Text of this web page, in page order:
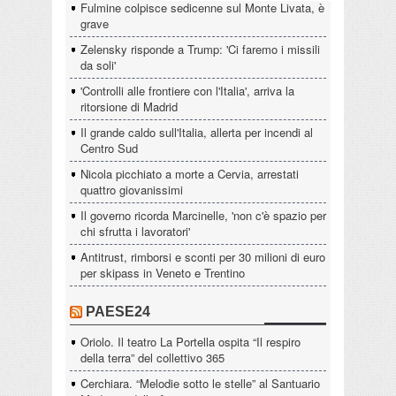
Fulmine colpisce sedicenne sul Monte Livata, è
grave
Zelensky risponde a Trump: 'Ci faremo i missili
da soli'
'Controlli alle frontiere con l'Italia', arriva la
ritorsione di Madrid
Il grande caldo sull'Italia, allerta per incendi al
Centro Sud
Nicola picchiato a morte a Cervia, arrestati
quattro giovanissimi
Il governo ricorda Marcinelle, 'non c'è spazio per
chi sfrutta i lavoratori'
Antitrust, rimborsi e sconti per 30 milioni di euro
per skipass in Veneto e Trentino
PAESE24
Oriolo. Il teatro La Portella ospita “Il respiro
della terra” del collettivo 365
Cerchiara. “Melodie sotto le stelle” al Santuario